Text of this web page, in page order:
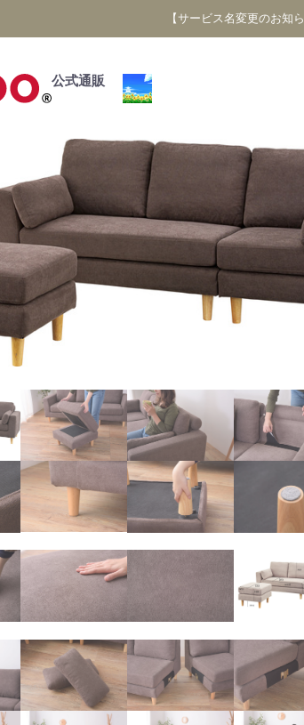
【サービス名変更のお知
公式通販